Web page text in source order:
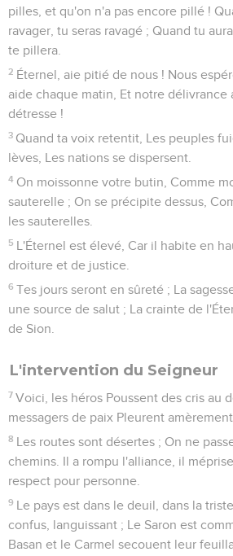
5 Mon épée s'est enivrée dans les
descendre sur Édom, Sur le peuple
l'extermination, pour le châtier.
6 L'épée de l'Éternel est pleine de
Du sang des agneaux et des boucs, De
des béliers ; Car il y a des victimes de
grand carnage dans le pays d'Édom,
7 Les buffles tombent avec eux, Et les
taureaux ; La terre s'abreuve de sang,
de graisse.
8 Car c'est un jour de vengeance pour
de représailles pour la cause de Sion.
9 Les torrents d'Édom seront changés
poussière en soufre ; Et sa terre sera
brûle.
10 Elle ne s'éteindra ni jour ni nuit, La
personne n'y passera.
11 Le pélican et le hérisson la
corbeau l'habiteront. On y étendra le
désolation, Et le niveau de la
12 Il n'y aura plus de grands pour
princes seront anéantis.
13
Les épines croîtront dans ses palais,
chardons dans ses forteresses. Ce
chacals, Le repaire des autruches ;